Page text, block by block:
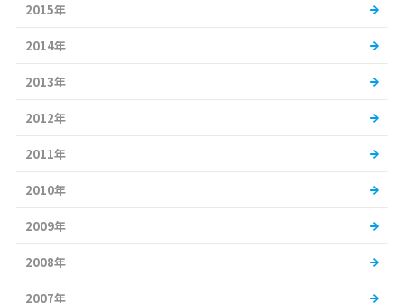
2015年
2014年
2013年
2012年
2011年
2010年
2009年
2008年
2007年